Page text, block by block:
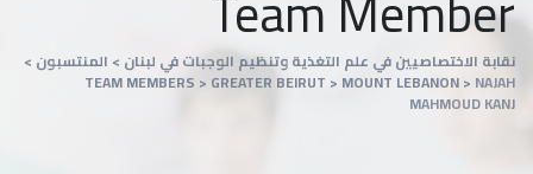
نقابة الاختصاصيين في علم التغذية وتنظيم الوجبات في لبنان > المنتسبون >
TEAM MEMBERS > GREATER BEIRUT > MOUNT LEBANON> NAJAH
MAHMOUD KANJ